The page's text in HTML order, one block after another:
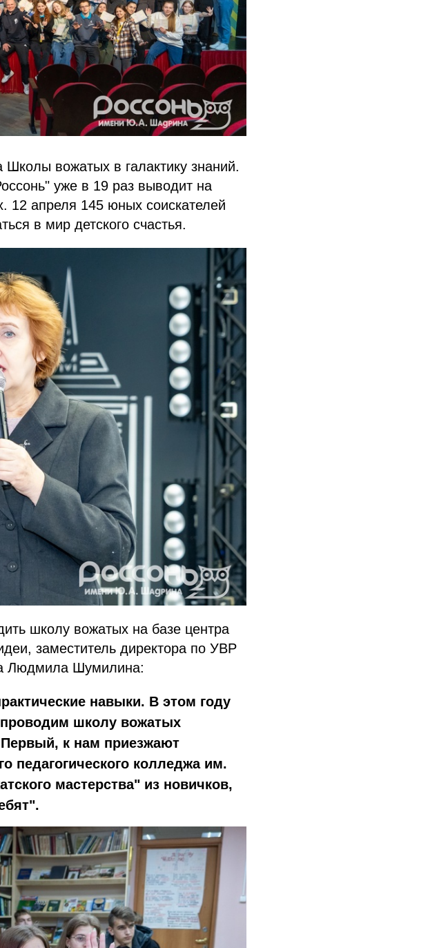
вожатых в галактику знаний.
уже в 19 раз выводит на
12 апреля 145 юных соискателей
в мир детского счастья.
школу вожатых на базе центра
заместитель директора по УВР
Шумилина:
навыки. В этом году
школу вожатых
Первый, к нам приезжают
педагогического колледжа им.
мастерства" из новичков,